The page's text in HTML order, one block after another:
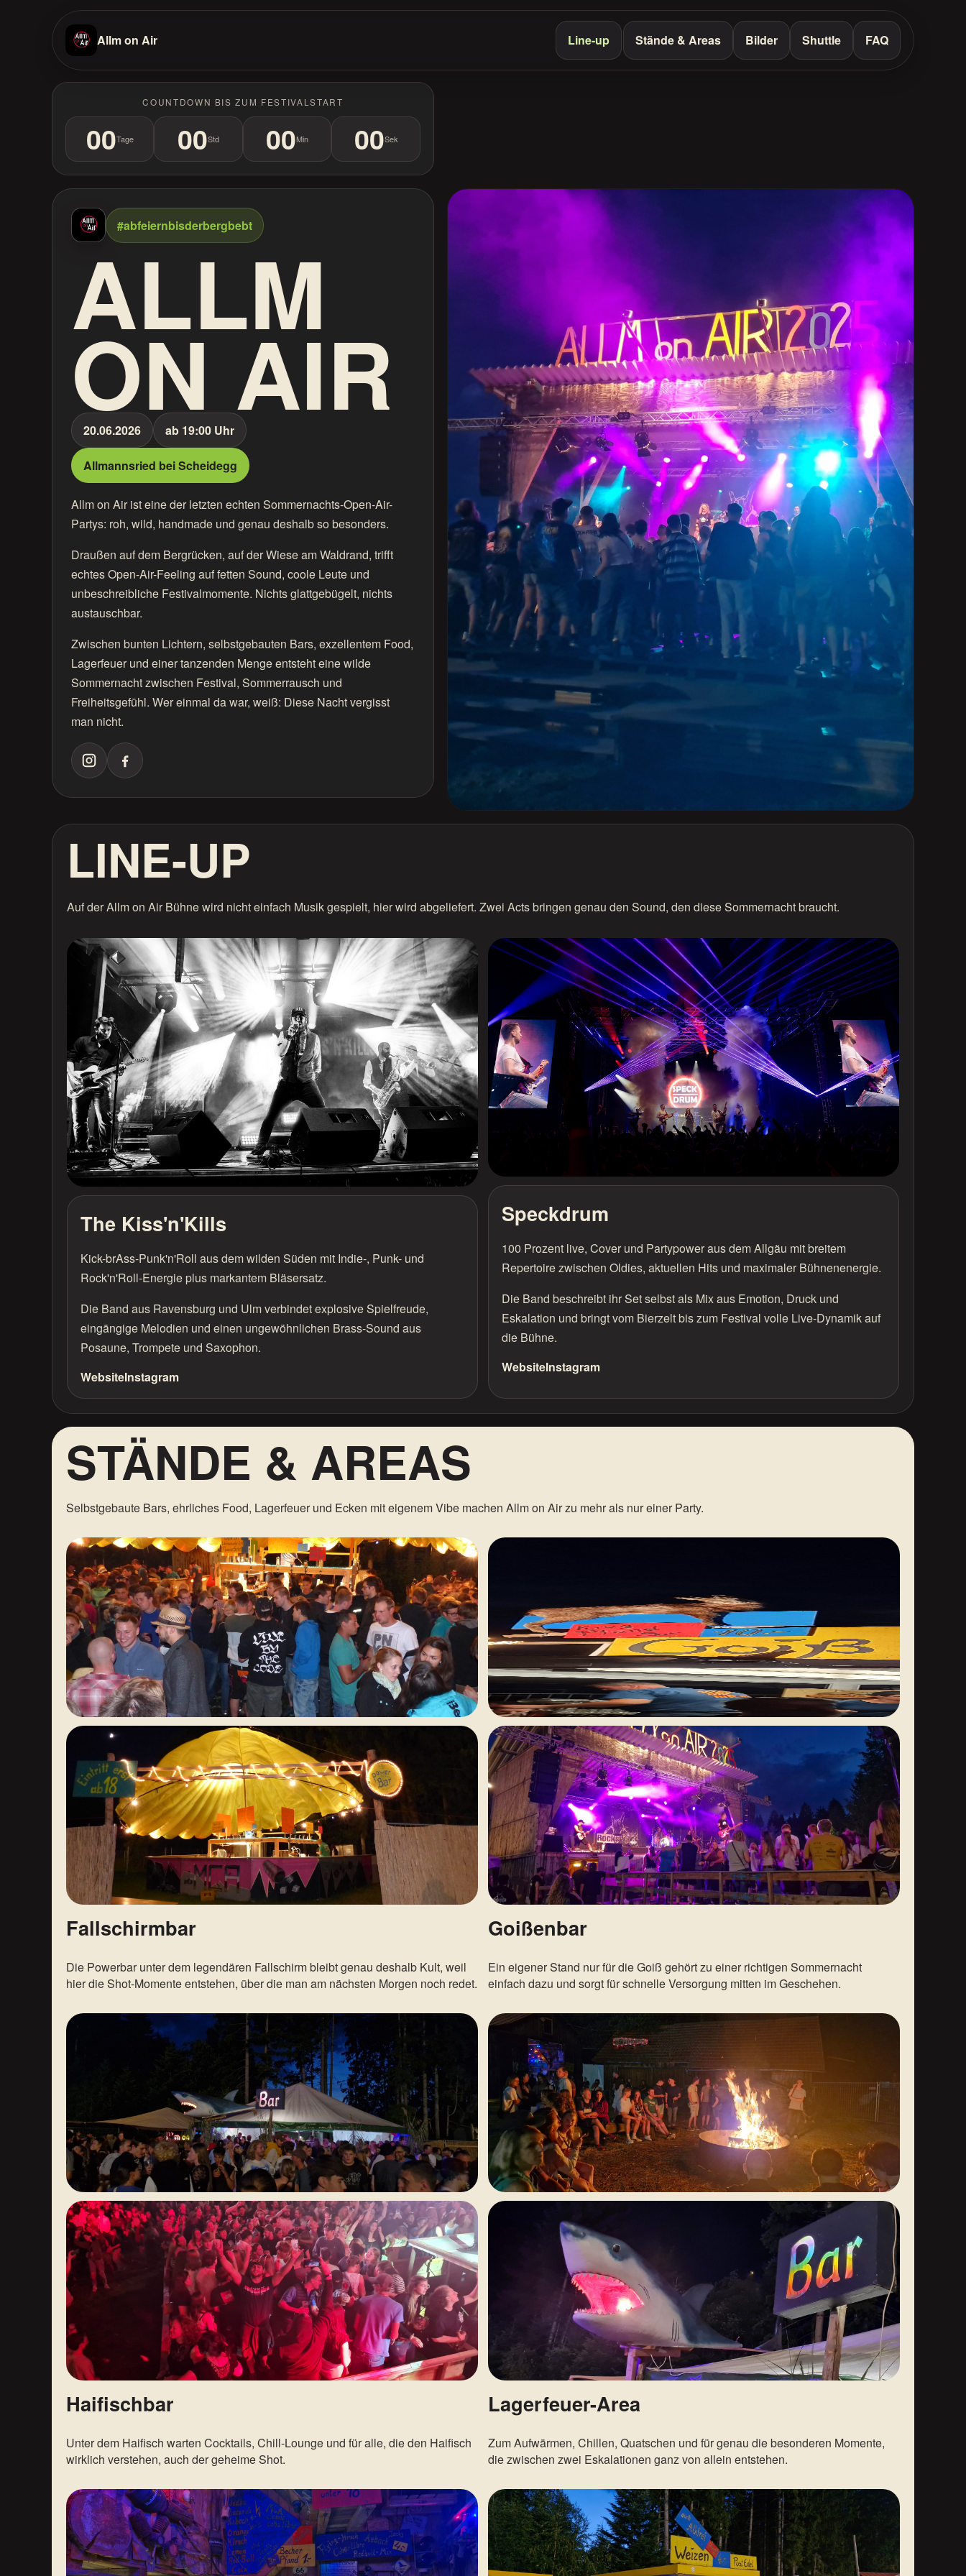
Allm on Air Line-up Stände & Areas Bilder Shuttle FAQ
COUNTDOWN BIS ZUM FESTIVALSTART
00Tage 00Std 00Min 00Sek
#abfeiernbisderbergbebt
ALLM
ON AIR
20.06.2026 ab 19:00 Uhr
Allmannsried bei Scheidegg
Allm on Air ist eine der letzten echten Sommernachts-Open-Air-
Partys: roh, wild, handmade und genau deshalb so besonders.
Draußen auf dem Bergrücken, auf der Wiese am Waldrand, trifft
echtes Open-Air-Feeling auf fetten Sound, coole Leute und
unbeschreibliche Festivalmomente. Nichts glattgebügelt, nichts
austauschbar.
Zwischen bunten Lichtern, selbstgebauten Bars, exzellentem Food,
Lagerfeuer und einer tanzenden Menge entsteht eine wilde
Sommernacht zwischen Festival, Sommerrausch und
Freiheitsgefühl. Wer einmal da war, weiß: Diese Nacht vergisst
man nicht.
LINE-UP
Auf der Allm on Air Bühne wird nicht einfach Musik gespielt, hier wird abgeliefert. Zwei Acts bringen genau den Sound, den diese Sommernacht braucht.
The Kiss'n'Kills
Kick-brAss-Punk'n'Roll aus dem wilden Süden mit Indie-, Punk- und
Rock'n'Roll-Energie plus markantem Bläsersatz.
Die Band aus Ravensburg und Ulm verbindet explosive Spielfreude,
eingängige Melodien und einen ungewöhnlichen Brass-Sound aus
Posaune, Trompete und Saxophon.
WebsiteInstagram
Speckdrum
100 Prozent live, Cover und Partypower aus dem Allgäu mit breitem
Repertoire zwischen Oldies, aktuellen Hits und maximaler Bühnenenergie.
Die Band beschreibt ihr Set selbst als Mix aus Emotion, Druck und
Eskalation und bringt vom Bierzelt bis zum Festival volle Live-Dynamik auf
die Bühne.
WebsiteInstagram
STÄNDE & AREAS
Selbstgebaute Bars, ehrliches Food, Lagerfeuer und Ecken mit eigenem Vibe machen Allm on Air zu mehr als nur einer Party.
Fallschirmbar
Die Powerbar unter dem legendären Fallschirm bleibt genau deshalb Kult, weil
hier die Shot-Momente entstehen, über die man am nächsten Morgen noch redet.
Goißenbar
Ein eigener Stand nur für die Goiß gehört zu einer richtigen Sommernacht
einfach dazu und sorgt für schnelle Versorgung mitten im Geschehen.
Haifischbar
Unter dem Haifisch warten Cocktails, Chill-Lounge und für alle, die den Haifisch
wirklich verstehen, auch der geheime Shot.
Lagerfeuer-Area
Zum Aufwärmen, Chillen, Quatschen und für genau die besonderen Momente,
die zwischen zwei Eskalationen ganz von allein entstehen.